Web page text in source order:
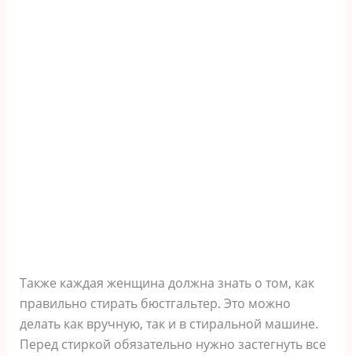
Также каждая женщина должна знать о том, как
правильно стирать бюстгальтер. Это можно
делать как вручную, так и в стиральной машине.
Перед стиркой обязательно нужно застегнуть все